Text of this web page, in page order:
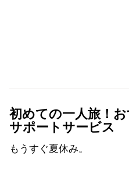
初めての一人旅！
サポートサービス
もうすぐ夏休み。